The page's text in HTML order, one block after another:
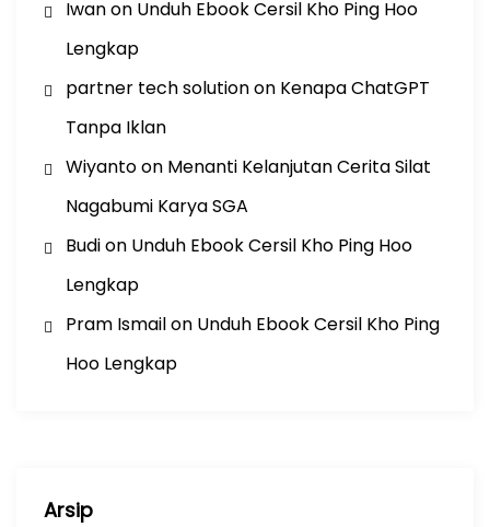
Iwanon Unduh Ebook Cersil Kho Ping Hoo
Lengkap
partner tech solutionon Kenapa ChatGPT
Tanpa Iklan
Wiyantoon Menanti Kelanjutan Cerita Silat
Nagabumi Karya SGA
Budion Unduh Ebook Cersil Kho Ping Hoo
Lengkap
Pram Ismailon Unduh Ebook Cersil Kho Ping
Hoo Lengkap
Arsip